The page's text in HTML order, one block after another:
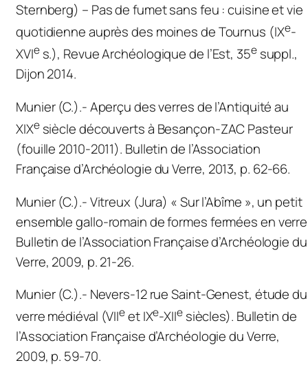
Sternberg) – Pas de fumet sans feu : cuisine et vie
quotidienne auprès des moines de Tournus (IXe-
XVIes.), Revue Archéologique de l’Est, 35esuppl.,
Dijon 2014.
Munier (C.).- Aperçu des verres de l’Antiquité au
XIXesiècle découverts à Besançon-ZAC Pasteur
(fouille 2010-2011). Bulletin de l’Association
Française d’Archéologie du Verre, 2013, p. 62-66.
Munier (C.).- Vitreux (Jura) « Sur l’Abîme », un petit
ensemble gallo-romain de formes fermées en
Bulletin de l’Association Française d’Archéologie du
Verre, 2009, p. 21-26.
Munier (C.).- Nevers-12 rue Saint-Genest, étude du
verre médiéval (VIIeet IXe-XIIesiècles). Bulletin de
l’Association Française d’Archéologie du Verre,
2009, p. 59-70.